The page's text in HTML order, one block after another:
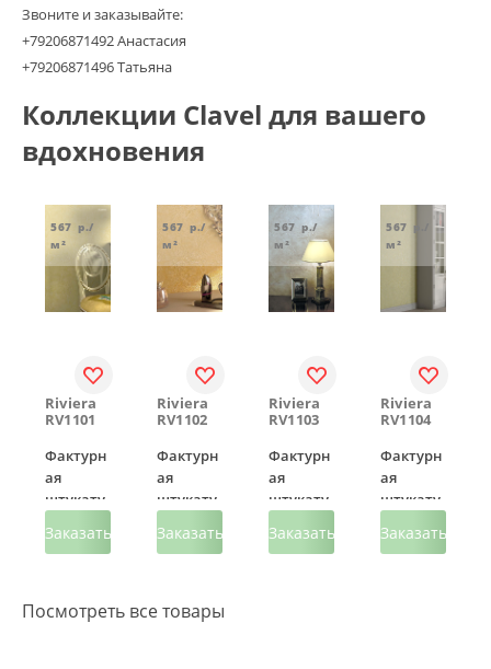
трафареты для декора
Звоните и заказывайте:
+79206871492 Анастасия
+79206871496 Татьяна
Коллекции Clavel для вашего
вдохновения
Riviera
RV1101
Фактурн
ая
штукату
эффекто
прикосн
567 р./
м²
Заказать
Riviera
RV1102
Фактурн
ая
штукату
эффекто
прикосн
567 р./
м²
Заказать
Riviera
RV1103
Фактурн
ая
штукату
эффекто
567 р./
м²
Заказать
Riviera
RV1104
Фактурн
ая
штукату
эффекто
567 р./
м²
Заказать
Посмотреть все товары